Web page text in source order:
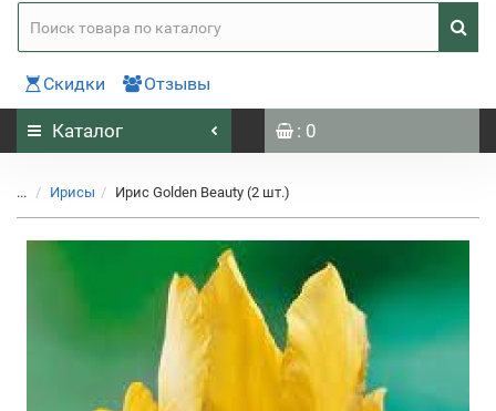
Скидки Отзывы
Каталог : 0
... Ирисы Ирис Golden Beauty (2 шт.)